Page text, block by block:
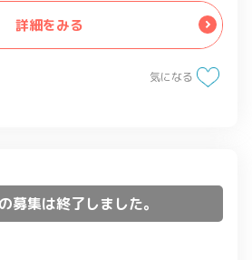
詳細をみる
気になる
募集は終了しました。